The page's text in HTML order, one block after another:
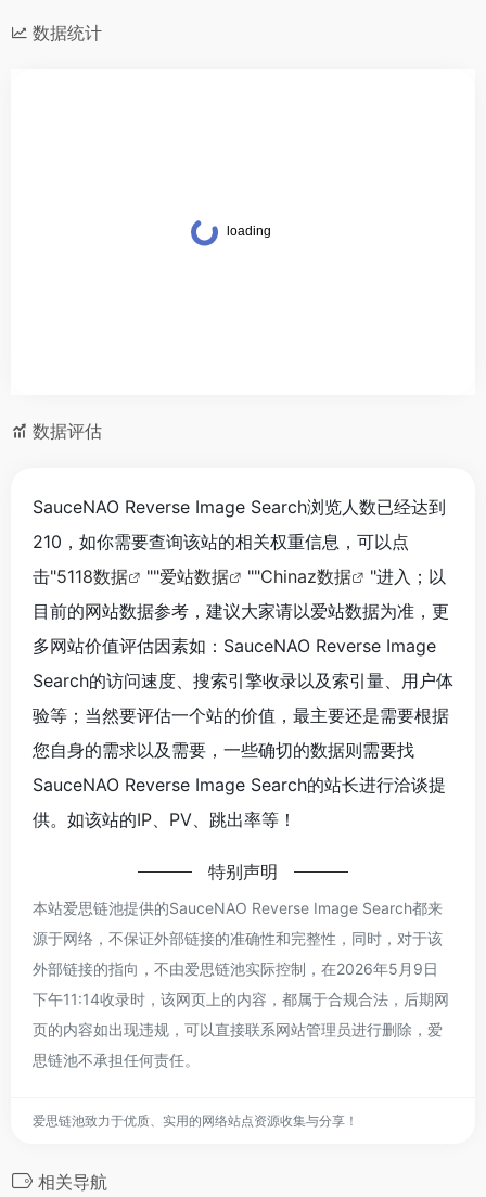
数据统计
数据评估
SauceNAO Reverse Image Search浏览人数已经达到
210，如你需要查询该站的相关权重信息，可以点
击"5118数据 ""爱站数据 ""Chinaz数据
"进入；以
目前的网站数据参考，建议大家请以爱站数据为准，更
多网站价值评估因素如：SauceNAO Reverse Image
Search的访问速度、搜索引擎收录以及索引量、用户体
验等；当然要评估一个站的价值，最主要还是需要根据
您自身的需求以及需要，一些确切的数据则需要找
SauceNAO Reverse Image Search的站长进行洽谈提
供。如该站的IP、PV、跳出率等！
特别声明
本站爱思链池提供的SauceNAO Reverse Image Search都来
源于网络，不保证外部链接的准确性和完整性，同时，对于该
外部链接的指向，不由爱思链池实际控制，在2026年5月9日
下午11:14收录时，该网页上的内容，都属于合规合法，后期网
页的内容如出现违规，可以直接联系网站管理员进行删除，爱
思链池不承担任何责任。
爱思链池致力于优质、实用的网络站点资源收集与分享！
相关导航